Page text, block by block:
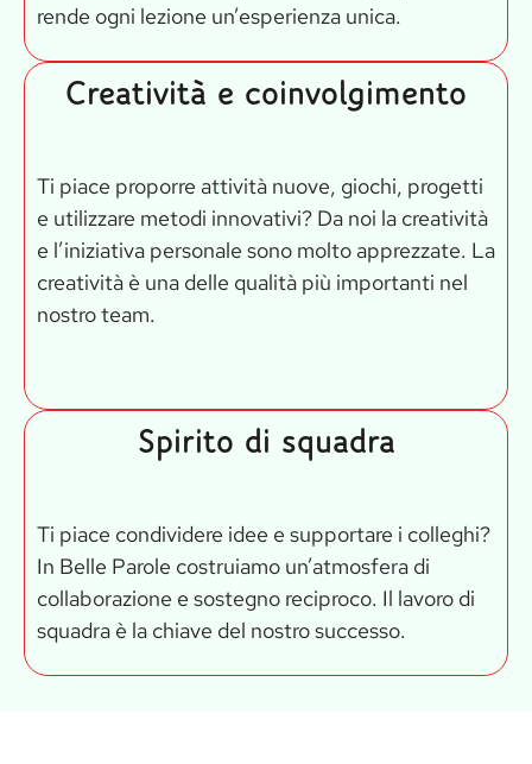
rende ogni lezione un’esperienza unica.
Creatività e coinvolgimento
Ti piace proporre attività nuove, giochi, progetti
e utilizzare metodi innovativi? Da noi la creatività
e l’iniziativa personale sono molto apprezzate. La
creatività è una delle qualità più importanti nel
nostro team.
Spirito di squadra
Ti piace condividere idee e supportare i colleghi?
In Belle Parole costruiamo un’atmosfera di
collaborazione e sostegno reciproco. Il lavoro di
squadra è la chiave del nostro successo.